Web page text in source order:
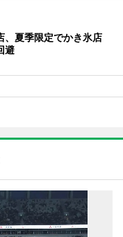
、夏季限定でかき氷店
避